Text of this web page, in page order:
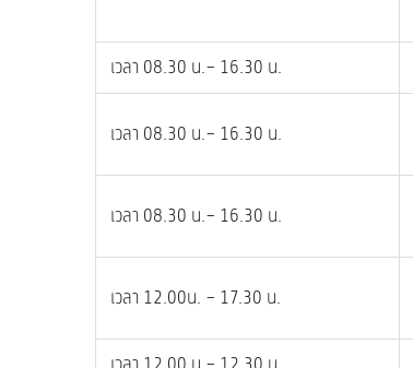
เวลา 08.30 น.– 16.30 น.
เวลา 08.30 น.– 16.30 น.
เวลา 08.30 น.– 16.30 น.
เวลา 12.00น. – 17.30 น.